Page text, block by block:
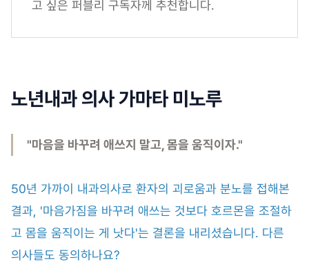
고 싶은 퍼블리 구독자께 추천합니다.
노년내과 의사 가마타 미노루
"마음을 바꾸려 애쓰지 말고, 몸을 움직이자."
50년 가까이 내과의사로 환자의 괴로움과 분노를 접해본
결과, '마음가짐을 바꾸려 애쓰는 것보다 호르몬을 조절하
고 몸을 움직이는 게 낫다'는 결론을 내리셨습니다. 다른
의사들도 동의하나요?